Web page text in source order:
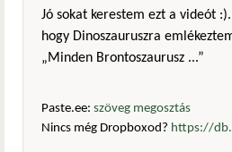
Jó sokat kerestem ezt a videót
hogy Dinoszauruszra
„Minden Brontoszaurusz ...”
Paste.ee: szöveg megosztás
Nincs még Dropboxod? https://